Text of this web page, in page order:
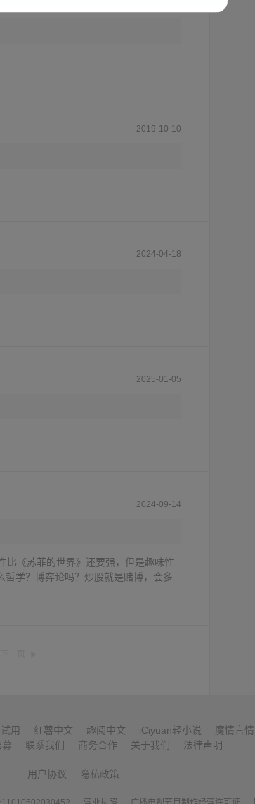
2019-10-10
2024-04-18
2025-01-05
2024-09-14
比《苏菲的世界》还要强，但是趣味性
学？博弈论吗？炒股就是赌博，会多
用 红薯中文 趣阅中文 iCiyuan轻小说 魔情言情
联系我们 商务合作 关于我们 法律声明
用户协议 隐私政策